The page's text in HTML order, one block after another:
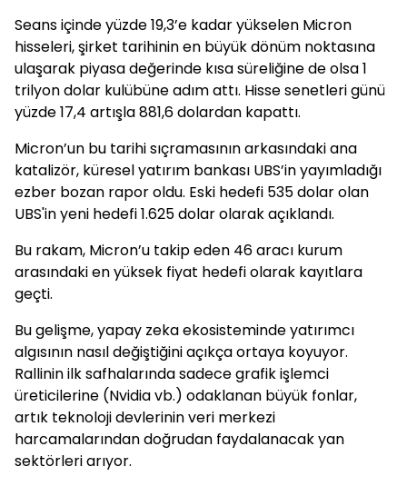
Seans içinde yüzde 19,3’e kadar yükselen Micron
hisseleri, şirket tarihinin en büyük dönüm noktasına
ulaşarak piyasa değerinde kısa süreliğine de olsa 1
trilyon dolar kulübüne adım attı. Hisse senetleri günü
yüzde 17,4 artışla 881,6 dolardan kapattı.
Micron’un bu tarihi sıçramasının arkasındaki ana
katalizör, küresel yatırım bankası UBS’in yayımladığı
ezber bozan rapor oldu. Eski hedefi 535 dolar olan
UBS'in yeni hedefi 1.625 dolar olarak açıklandı.
Bu rakam, Micron’u takip eden 46 aracı kurum
arasındaki en yüksek fiyat hedefi olarak kayıtlara
geçti.
Bu gelişme, yapay zeka ekosisteminde yatırımcı
algısının nasıl değiştiğini açıkça ortaya koyuyor.
Rallinin ilk safhalarında sadece grafik işlemci
üreticilerine (Nvidia vb.) odaklanan büyük fonlar,
artık teknoloji devlerinin veri merkezi
harcamalarından doğrudan faydalanacak yan
sektörleri arıyor.